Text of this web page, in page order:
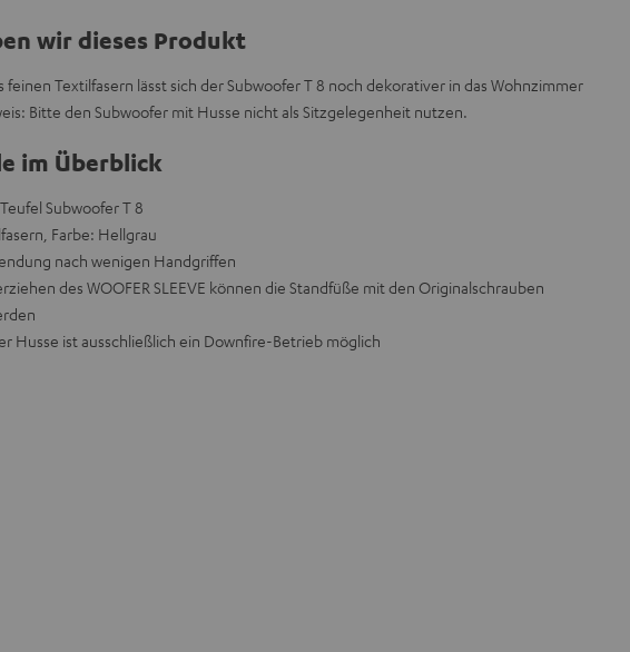
wir dieses Produkt
feinen Textilfasern lässt sich der Subwoofer T 8 noch dekorativer in das Wohnzimmer
Bitte den Subwoofer mit Husse nicht als Sitzgelegenheit nutzen.
im Überblick
Subwoofer T 8
Farbe: Hellgrau
nach wenigen Handgriffen
des WOOFER SLEEVE können die Standfüße mit den Originalschrauben
Husse ist ausschließlich ein Downfire-Betrieb möglich